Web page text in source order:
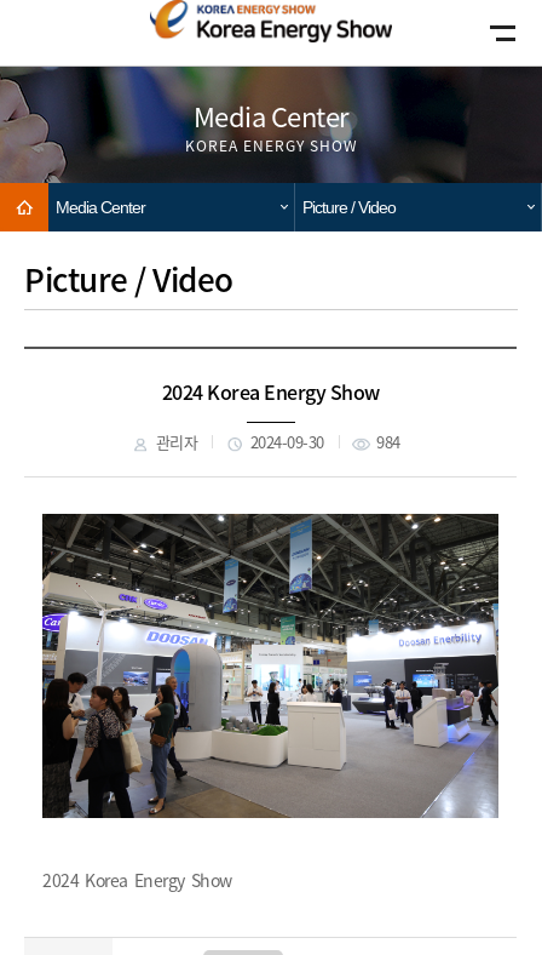
Go to the text
Go to main menu
Go to copylight
Media Center
KOREA ENERGY SHOW
Media Center Picture / Video
Picture / Video
2024 Korea Energy Show
관리자 2024-09-30 984
2024 Korea Energy Show